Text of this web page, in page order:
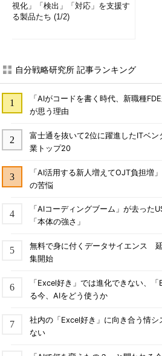
視化」「検出」「対応」を支援す
る製品たち (1/2)
自分戦略研究所 記事ランキング
「AIがコードを書く時代、新職種
が思う理由
富士通を抜いて2位に躍進したITベ
業トップ20
「AI活用する新人増えてOJT負担
の苦悩
「AIコーディングブーム」が去った
「本体の強さ」
無料で身に付くデータサイエンス
集開始
「Excel好き」では進化できない、
る今、AIをどう使うか
社内の「Excel好き」に向き合う情シ
ない